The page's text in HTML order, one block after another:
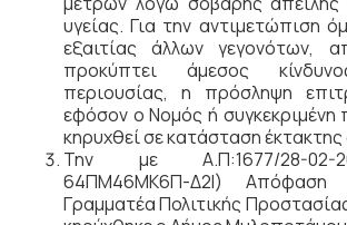
υγείας. Για την αντιμετώπιση
εξαιτίας άλλων γεγονότων,
προκύπτει άμεσος
περιουσίας, η πρόσληψη
εφόσον ο Νομός ή συγκεκριμένη
κηρυχθεί σε κατάσταση έκτακτης
Την με Α.Π:1677/28-02-
64ΠΜ46ΜΚ6Π-Δ2Ι) Απόφαση
Γραμματέα Πολιτικής